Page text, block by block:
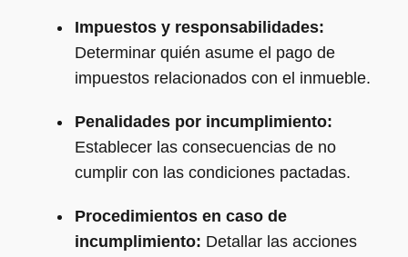
Impuestos y responsabilidades:
Determinar quién asume el pago de
impuestos relacionados con el inmueble.
Penalidades por incumplimiento:
Establecer las consecuencias de no
cumplir con las condiciones pactadas.
Procedimientos en caso de
incumplimiento: Detallar las acciones